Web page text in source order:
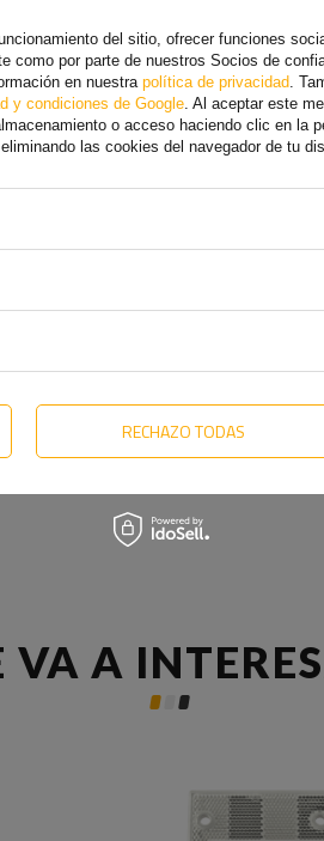
VA A
del sitio, ofrecer funciones
como por parte de nuestros Socios de
en nuestra política de privacidad.
y condiciones de Google. Al aceptar este
o acceso haciendo clic en la
las cookies del navegador de tu
RECHAZO TODAS